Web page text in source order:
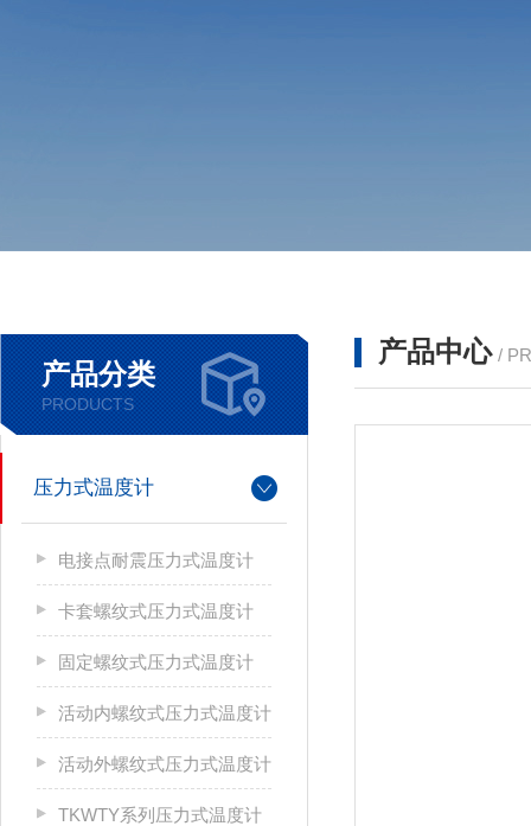
产品分类
PRODUCTS
压力式温度计
电接点耐震压力式温度计
卡套螺纹式压力式温度计
固定螺纹式压力式温度计
活动内螺纹式压力式温度计
活动外螺纹式压力式温度计
TKWTY系列压力式温度计
产品中心 /